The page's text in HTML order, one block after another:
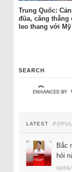
Trung Quốc:
đũa, căng thẳng
leo thang với Mỹ
SEARCH
LATEST
Bắc
hỏi
08/